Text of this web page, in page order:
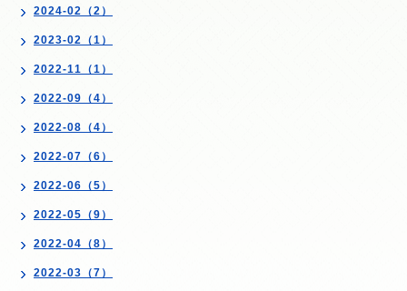
2024-02（2）
2023-02（1）
2022-11（1）
2022-09（4）
2022-08（4）
2022-07（6）
2022-06（5）
2022-05（9）
2022-04（8）
2022-03（7）